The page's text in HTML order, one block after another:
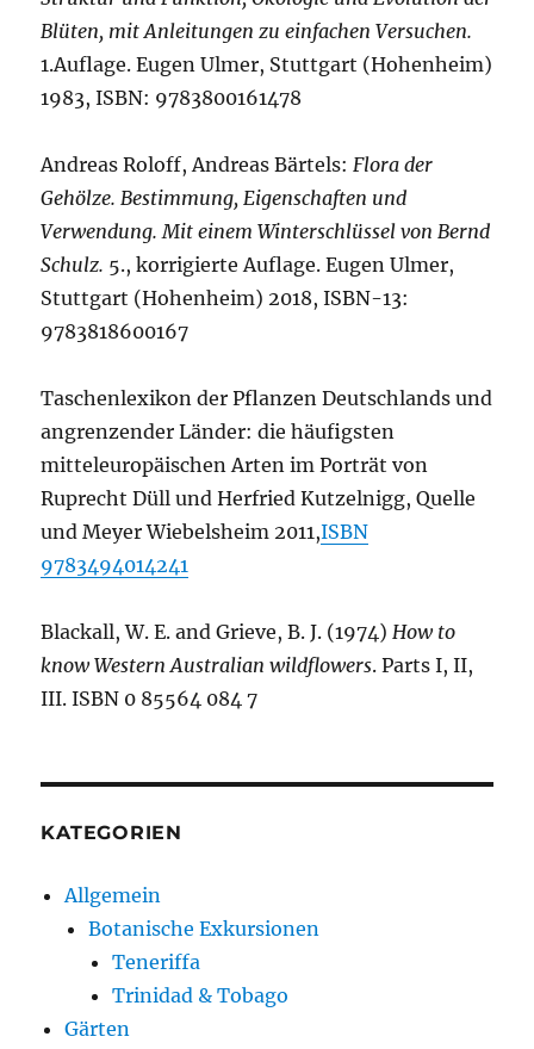
Blüten, mit Anleitungen zu einfachen Versuchen.
1.Auflage. Eugen Ulmer, Stuttgart (Hohenheim)
1983, ISBN: 9783800161478
Andreas Roloff, Andreas Bärtels:Flora der
Gehölze. Bestimmung, Eigenschaften und
Verwendung. Mit einem Winterschlüssel von Bernd
Schulz. 5., korrigierte Auflage. Eugen Ulmer,
Stuttgart (Hohenheim) 2018, ISBN-13:
9783818600167
Taschenlexikon der Pflanzen Deutschlands und
angrenzender Länder: die häufigsten
mitteleuropäischen Arten im Porträt von
Ruprecht Düll und Herfried Kutzelnigg, Quelle
und Meyer Wiebelsheim 2011,ISBN
9783494014241
Blackall, W. E. and Grieve, B. J. (1974)How to
know Western Australian wildflowers. Parts I, II,
III. ISBN 0 85564 084 7
KATEGORIEN
Allgemein
Botanische Exkursionen
Teneriffa
Trinidad & Tobago
Gärten